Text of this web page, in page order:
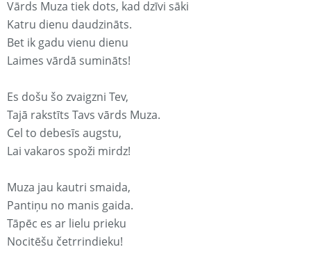
Vārds Muza tiek dots, kad dzīvi sāki
Katru dienu daudzināts.
Bet ik gadu vienu dienu
Laimes vārdā sumināts!
Es došu šo zvaigzni Tev,
Tajā rakstīts Tavs vārds Muza.
Cel to debesīs augstu,
Lai vakaros spoži mirdz!
Muza jau kautri smaida,
Pantiņu no manis gaida.
Tāpēc es ar lielu prieku
Nocitēšu četrrindieku!